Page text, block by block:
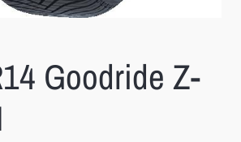
Goodride Z-